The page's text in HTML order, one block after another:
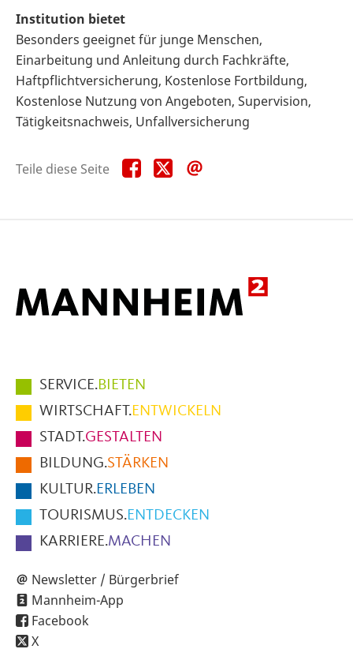
Institution bietet
Besonders geeignet für junge Menschen,
Einarbeitung und Anleitung durch Fachkräfte,
Haftpflichtversicherung, Kostenlose Fortbildung,
Kostenlose Nutzung von Angeboten, Supervision,
Tätigkeitsnachweis, Unfallversicherung
Teile diese Seite Teile
diese
Teile
diese
Hauptmenüpunkte
im
Fußbereich
der
Seite
SERVICE.BIETEN
WIRTSCHAFT.ENTWICKELN
STADT.GESTALTEN
BILDUNG.STÄRKEN
KULTUR.ERLEBEN
TOURISMUS.ENTDECKEN
KARRIERE.MACHEN
Newsletter / Bürgerbrief
Mannheim-App
Facebook
X